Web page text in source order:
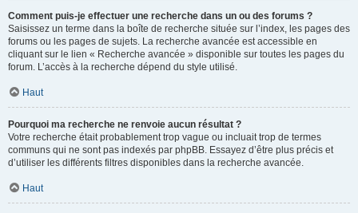
Comment puis-je effectuer une recherche dans un ou des forums ?
Saisissez un terme dans la boîte de recherche située sur l’index, les pages des
forums ou les pages de sujets. La recherche avancée est accessible en
cliquant sur le lien « Recherche avancée » disponible sur toutes les pages du
forum. L’accès à la recherche dépend du style utilisé.
Haut
Pourquoi ma recherche ne renvoie aucun résultat ?
Votre recherche était probablement trop vague ou incluait trop de termes
communs qui ne sont pas indexés par phpBB. Essayez d’être plus précis et
d’utiliser les différents filtres disponibles dans la recherche avancée.
Haut